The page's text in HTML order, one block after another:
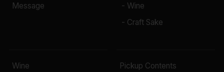
Message
- Wine
- Craft Sake
Wine
Pickup Contents